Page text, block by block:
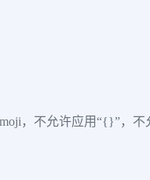
，不允许应用“{}”，不